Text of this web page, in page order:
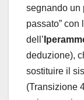
segnando un
passato”
dell’
deduzione),
sostituire il
(Transizione